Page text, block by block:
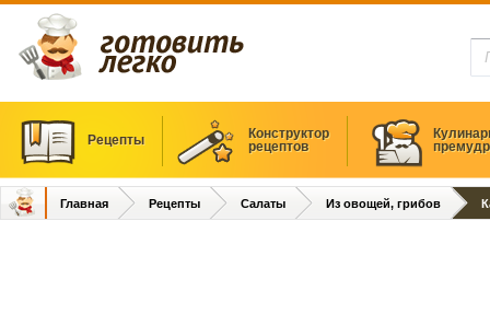
Рецепты
Конструктор
рецептов
Главная Рецепты Салаты Из овощей, грибов